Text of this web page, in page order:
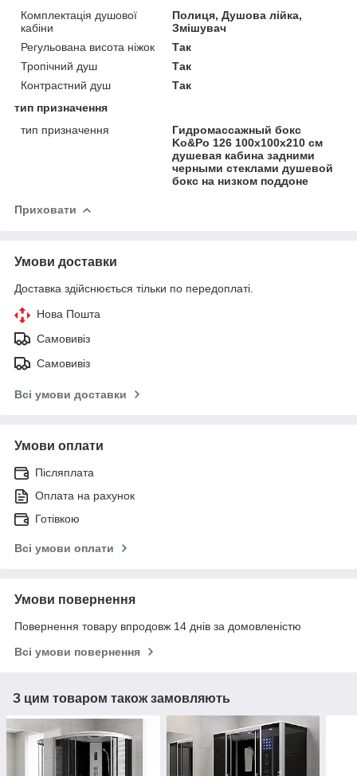
Комплектація душової
кабіни
Полиця, Душова лійка,
Змішувач
Регульована висота ніжок
Так
Тропічний душ
Так
Контрастний душ
Так
тип призначення
тип призначення
Гидромассажный бокс
Ko&Po 126 100x100х210 см
душевая кабина задними
черными стеклами душевой
бокс на низком поддоне
Приховати
Умови доставки
Доставка здійснюється тільки по передоплаті.
Нова Пошта
Самовивіз
Самовивіз
Всі умови доставки
Умови оплати
Післяплата
Оплата на рахунок
Готівкою
Всі умови оплати
Умови повернення
Повернення товару впродовж 14 днів за домовленістю
Всі умови повернення
З цим товаром також замовляють